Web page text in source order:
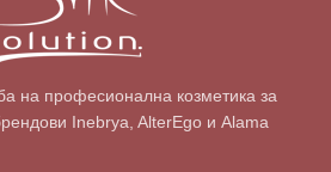
на професионална козметика за
Inebrya, AlterEgo и Alama